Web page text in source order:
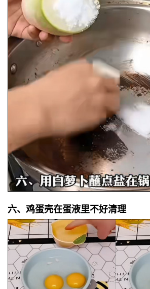
六、鸡蛋壳在蛋液里不好清理